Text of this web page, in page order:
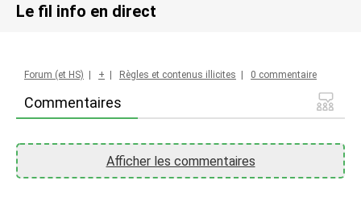
Le fil info en direct
Commentaires
Forum (et HS) + Règles et contenus illicites 0 commentaire
Afficher les commentaires